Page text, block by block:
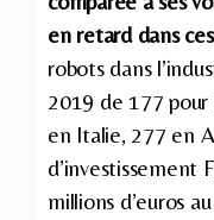
en retard dans
robots dans
2019 de 177
en Italie, 277 en
d’investissement
millions d’euros